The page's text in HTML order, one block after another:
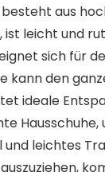
besteht aus
ist leicht und
sich für
kann den
ideale
leichtes